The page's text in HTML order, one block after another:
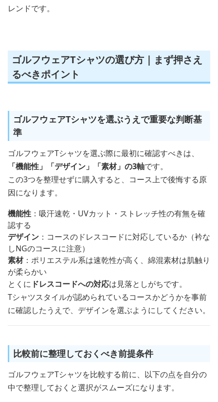
レンドです。
ゴルフウェアTシャツの選び方｜まず押さえ
るべきポイント
ゴルフウェアTシャツを選ぶうえで重要な判断基
準
ゴルフウェアTシャツを選ぶ際に最初に確認すべきは、
「機能性」「デザイン」「素材」の3軸です。
この3つを整理せずに購入すると、コース上で後悔する原
因になります。
機能性 ：吸汗速乾・UVカット・ストレッチ性の有無を確
認する
デザイン ：コースのドレスコードに対応しているか（衿な
しNGのコースに注意）
素材：ポリエステル系は速乾性が高く、綿混素材は肌触り
が柔らかい
とくに ドレスコードへの対応は見落としがちです。
Tシャツスタイルが認められているコースかどうかを事前
に確認したうえで、デザインを選ぶようにしてください。
比較前に整理しておくべき前提条件
ゴルフウェアTシャツを比較する前に、以下の点を自分の
中で整理しておくと選択がスムーズになります。